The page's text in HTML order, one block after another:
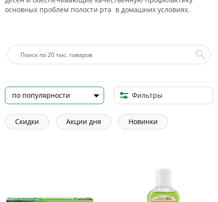
основных проблем полости рта в домашних условиях.
Фильтры
Скидки Акции дня Новинки